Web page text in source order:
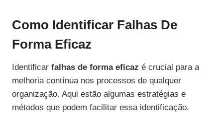
Como Identificar Falhas De
Forma Eficaz
Identificar falhas de forma eficaz é crucial para a
melhoria contínua nos processos de qualquer
organização. Aqui estão algumas estratégias e
métodos que podem facilitar essa identificação.